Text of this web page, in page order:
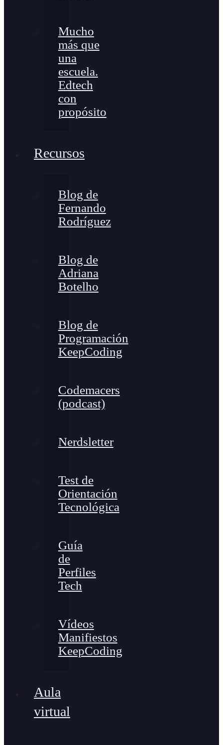
Mucho
más que
una
escuela.
Edtech
con
propósito
Recursos
Blog de
Fernando
Rodríguez
Blog de
Adriana
Botelho
Blog de
Programación
KeepCoding
Codemacers
(podcast)
Nerdsletter
Test de
Orientación
Tecnológica
Guía
de
Perfiles
Tech
Vídeos
Manifiestos
KeepCoding
Aula
virtual